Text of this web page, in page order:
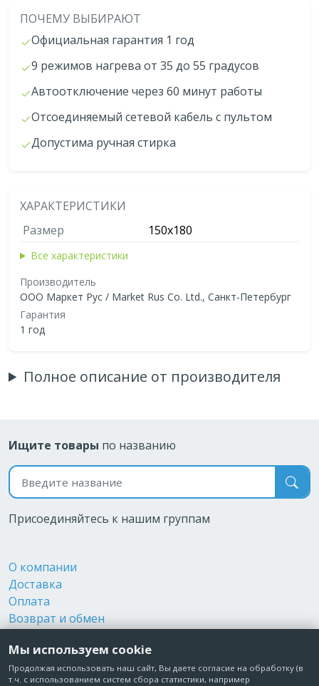
ПОЧЕМУ ВЫБИРАЮТ
Официальная гарантия 1 год
9 режимов нагрева от 35 до 55 градусов
Автоотключение через 60 минут работы
Отсоединяемый сетевой кабель с пультом
Допустима ручная стирка
ХАРАКТЕРИСТИКИ
Размер
150x180
Все характеристики
Производитель
ООО Маркет Рус / Market Rus Co. Ltd., Санкт-Петербург
Гарантия
1 год
Полное описание от производителя
Ищите товары по названию
Поиск по названию
Присоединяйтесь к нашим группам
О компании
Доставка
Оплата
Возврат и обмен
Реквизиты
Публичная оферта
Мы используем cookie
Продолжая использовать наш сайт, Вы даете согласие на обработку (в
т.ч. с использованием систем сбора статистики, например